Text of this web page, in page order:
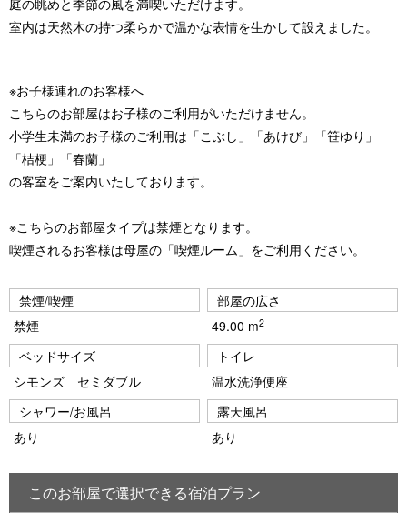
庭の眺めと季節の風を満喫いただけます。
室内は天然木の持つ柔らかで温かな表情を生かして設えました。
※お子様連れのお客様へ
こちらのお部屋はお子様のご利用がいただけません。
小学生未満のお子様のご利用は「こぶし」「あけび」「笹ゆり」
「桔梗」「春蘭」
の客室をご案内いたしております。
※こちらのお部屋タイプは禁煙となります。
喫煙されるお客様は母屋の「喫煙ルーム」をご利用ください。
禁煙/喫煙
禁煙
部屋の広さ
49.00 m2
ベッドサイズ
シモンズ セミダブル
トイレ
温水洗浄便座
シャワー/お風呂
あり
露天風呂
あり
このお部屋で選択できる宿泊プラン